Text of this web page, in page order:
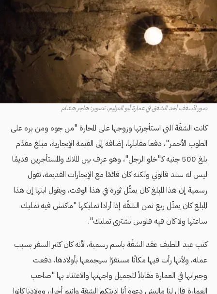
صور لأسقف أحد الشقق في عمارة أبو العزايم، تصوير: هاجر هشام
كانت الشقّة التي استأجرتها وزوجها على المحارة "من جوه ومن بره على
الطوب الأحمر"، دفعا مقابلها، إضافة إلى القيمة الإيجارية، مبلغ مقدّم
بلغ 500 جنيه كـ"خلو الرجل"، وهو عرف بين الملاك والمستأجرين قديمًا
ليس له سند قانوني ولكنه كان قائمًا مع الإيجارات القديمة، تقول
رسمية إن هذا المبلغ كان يمثّل ثورة في هذا الوقت، ويقول ابنها إن هذا
المبلغ كان يمثّل ربع ثمن الشقّة إذا أرادا تمليكها "ماكنش فيه تمليك
ساعتها ولا كان فيه فلوس نشتري تمليك".
كتب عبد اللطيف عقد الشقّة باسم رسمية، لأنه كان كثير السفر بسبب
عمله، ولأنها رأت فيها مكانًا مستقرًا سيجمعها بأولادها، دفعت
وجيرانها في العمارة مقابلاً لتجميل واجهتها والاعتناء بها "صاحب
العمارة قال لنا ماليش دعوة أنا اديتكم الشقة وانتم أحرار، وولادنا كانوا